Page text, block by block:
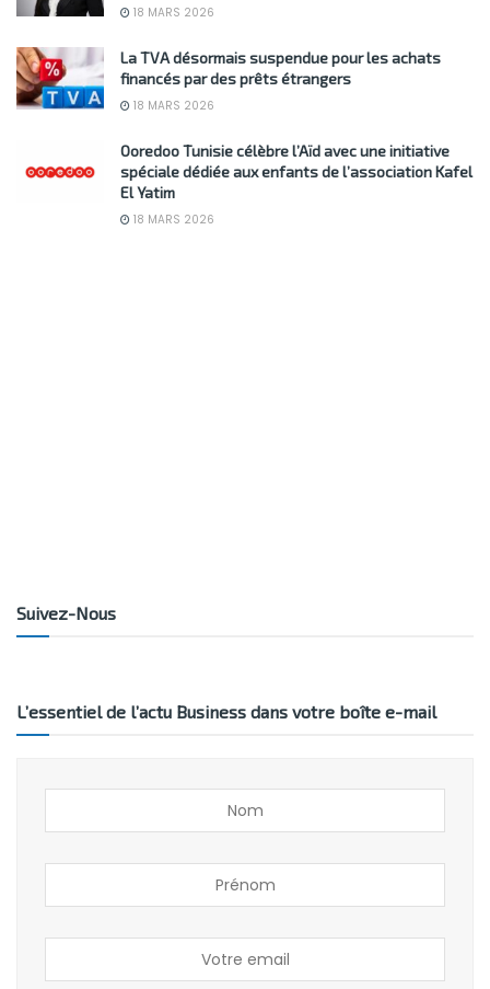
18 MARS 2026
La TVA désormais suspendue pour les achats
financés par des prêts étrangers
18 MARS 2026
Ooredoo Tunisie célèbre l’Aïd avec une initiative
spéciale dédiée aux enfants de l’association Kafel
El Yatim
18 MARS 2026
Suivez-Nous
L’essentiel de l’actu Business dans votre boîte e-mail